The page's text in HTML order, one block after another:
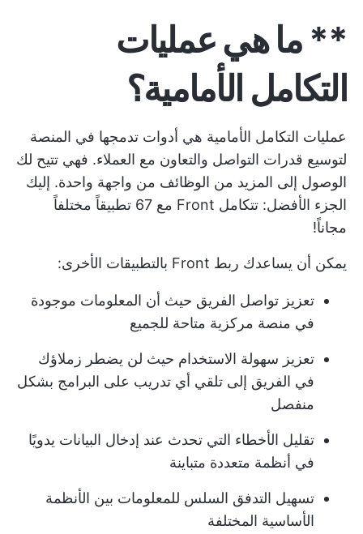
** ما هي عمليات
التكامل الأمامية؟
عمليات التكامل الأمامية هي أدوات تدمجها في المنصة
لتوسيع قدرات التواصل والتعاون مع العملاء. فهي تتيح لك
الوصول إلى المزيد من الوظائف من واجهة واحدة. إليك
الجزء الأفضل: تتكامل Front مع 67 تطبيقاً مختلفاً
مجاناً!
يمكن أن يساعدك ربط Front بالتطبيقات الأخرى:
تعزيز تواصل الفريق حيث أن المعلومات موجودة
في منصة مركزية متاحة للجميع
تعزيز سهولة الاستخدام حيث لن يضطر زملاؤك
في الفريق إلى تلقي أي تدريب على البرامج بشكل
منفصل
تقليل الأخطاء التي تحدث عند إدخال البيانات يدويًا
في أنظمة متعددة متباينة
تسهيل التدفق السلس للمعلومات بين الأنظمة
الأساسية المختلفة